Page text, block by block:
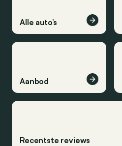
Alle auto’s
Aanbod
Recentste reviews